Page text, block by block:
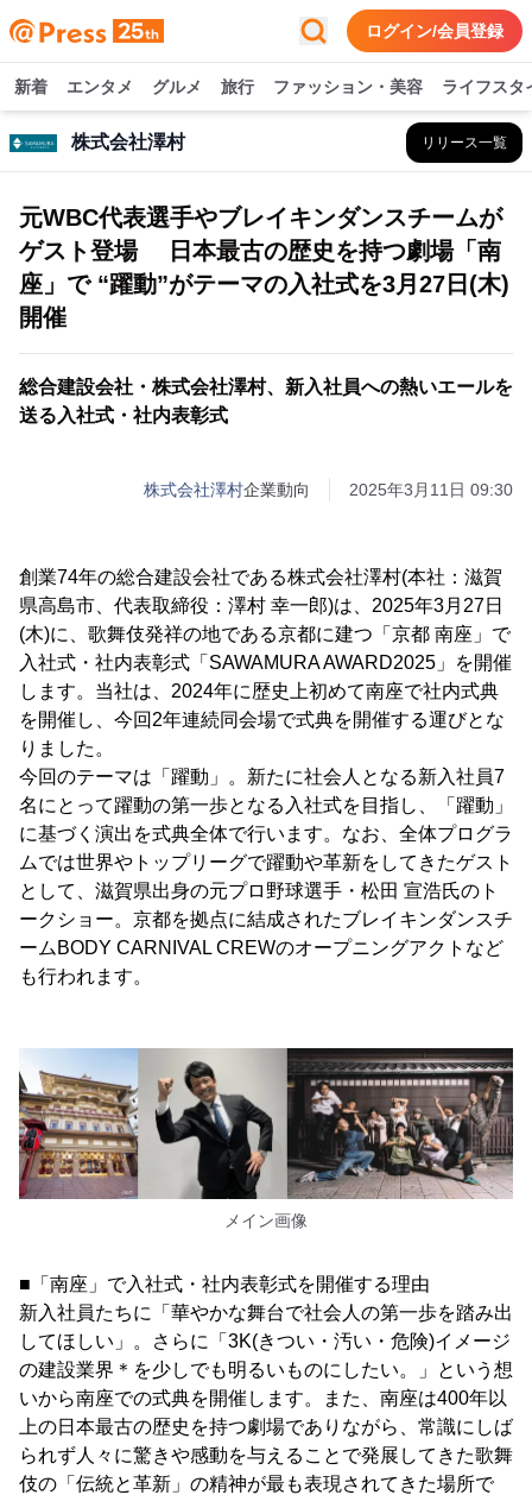
ログイン/会員登録
新着 エンタメ グルメ 旅行 ファッション・美容 ライフスタ
株式会社澤村 リリース一覧
元WBC代表選手やブレイキンダンスチームが
ゲスト登場 日本最古の歴史を持つ劇場「南
座」で “躍動”がテーマの入社式を3月27日(木)
開催
総合建設会社・株式会社澤村、新入社員への熱いエールを
送る入社式・社内表彰式
株式会社澤村企業動向 2025年3月11日 09:30
創業74年の総合建設会社である株式会社澤村(本社：滋賀
県高島市、代表取締役：澤村 幸一郎)は、2025年3月27日
(木)に、歌舞伎発祥の地である京都に建つ「京都 南座」で
入社式・社内表彰式「SAWAMURA AWARD2025」を開催
します。当社は、2024年に歴史上初めて南座で社内式典
を開催し、今回2年連続同会場で式典を開催する運びとな
りました。
今回のテーマは「躍動」。新たに社会人となる新入社員7
名にとって躍動の第一歩となる入社式を目指し、「躍動」
に基づく演出を式典全体で行います。なお、全体プログラ
ムでは世界やトップリーグで躍動や革新をしてきたゲスト
として、滋賀県出身の元プロ野球選手・松田 宣浩氏のト
ークショー。京都を拠点に結成されたブレイキンダンスチ
ームBODY CARNIVAL CREWのオープニングアクトなど
も行われます。
メイン画像
■「南座」で入社式・社内表彰式を開催する理由
新入社員たちに「華やかな舞台で社会人の第一歩を踏み出
してほしい」。さらに「3K(きつい・汚い・危険)イメージ
の建設業界＊を少しでも明るいものにしたい。」という想
いから南座での式典を開催します。また、南座は400年以
上の日本最古の歴史を持つ劇場でありながら、常識にしば
られず人々に驚きや感動を与えることで発展してきた歌舞
伎の「伝統と革新」の精神が最も表現されてきた場所で